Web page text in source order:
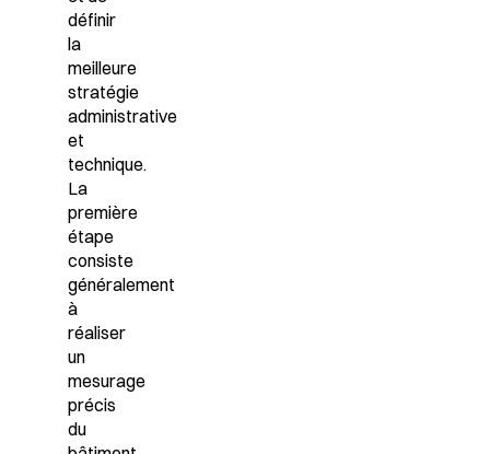
définir
la
meilleure
stratégie
administrative
et
technique.
La
première
étape
consiste
généralement
à
réaliser
un
mesurage
précis
du